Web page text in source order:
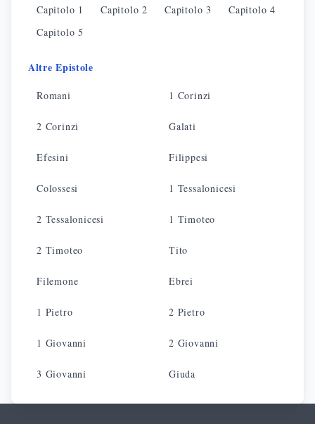
Capitolo 1 Capitolo2 Capitolo3 Capitolo4
Capitolo5
Altre Epistole
Romani 1 Corinzi
2 Corinzi Galati
Efesini Filippesi
Colossesi 1 Tessalonicesi
2 Tessalonicesi 1 Timoteo
2 Timoteo Tito
Filemone Ebrei
1 Pietro 2 Pietro
1 Giovanni 2 Giovanni
3 Giovanni Giuda